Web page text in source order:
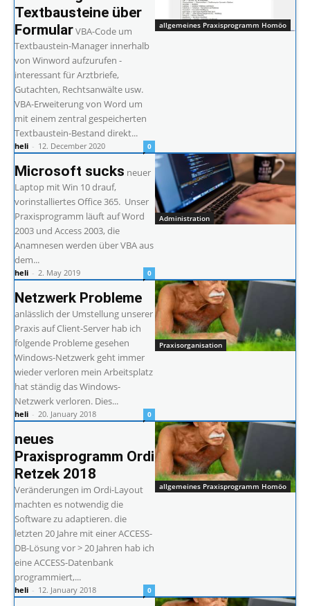
allgemeines Praxisprogramm Homöo
Textbausteine über
FormularVBA-Code um
Textbaustein-Manager innerhalb
von Winword aufzurufen -
interessant für Arztbriefe,
Gutachten, Rechtsanwälte usw.
VBA-Erweiterung von Word um
mit einem zentral gespeicherten
Textbaustein-Bestand direkt...
heli - 12. December 2020 0
Administration
Microsoft sucks neuer
Laptop mit Win 10 drauf,
vorinstalliertes Office 365. Unser
Praxisprogramm läuft auf Word
2003 und Access 2003, die
Anamnesen werden über VBA aus
dem...
heli - 2. May 2019 0
Praxisorganisation
Netzwerk Probleme
anlässlich der Umstellung unserer
Praxis auf Client-Server hab ich
folgende Probleme gesehen
Windows-Netzwerk geht immer
wieder verloren mein Arbeitsplatz
hat ständig das Windows-
Netzwerk verloren. Dies...
heli - 20. January 2018 0
allgemeines Praxisprogramm Homöo
neues
Praxisprogramm Ordi
Retzek 2018
Veränderungen im Ordi-Layout
machten es notwendig die
Software zu adaptieren. die
letzten 20 Jahre mit einer ACCESS-
DB-Lösung vor > 20 Jahren hab ich
eine ACCESS-Datenbank
programmiert,...
heli - 12. January 2018 0